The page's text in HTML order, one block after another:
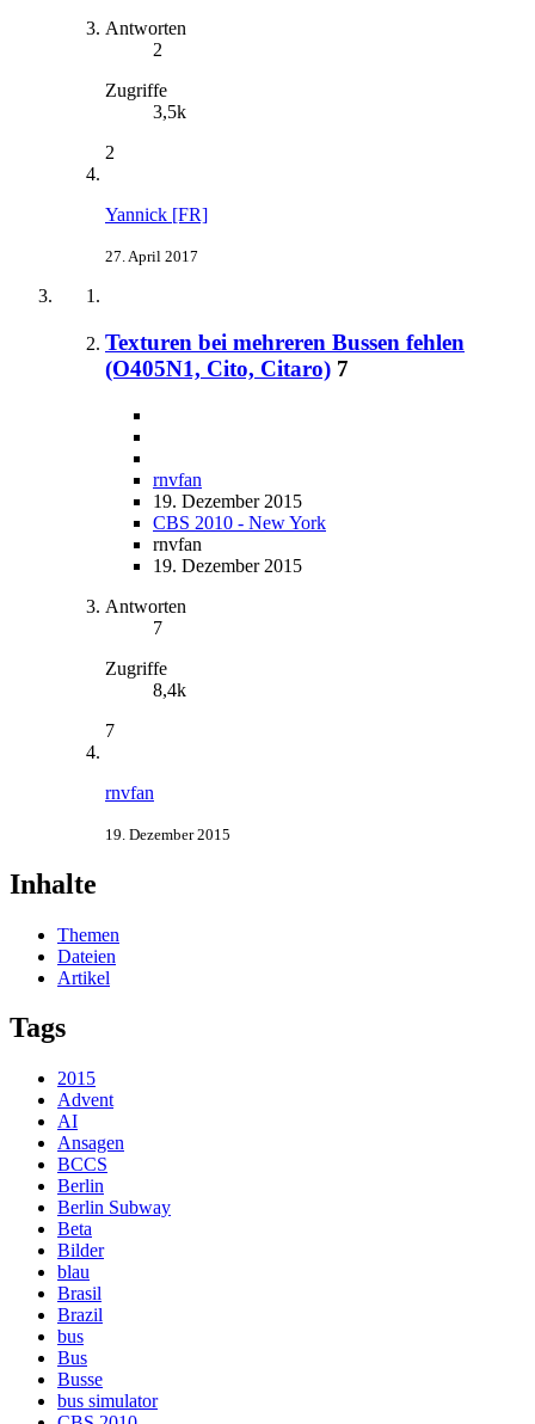
Antworten
2
Zugriffe
3,5k
2
Yannick [FR]
27. April 2017
Texturen bei mehreren Bussen fehlen
(O405N1, Cito, Citaro) 7
rnvfan
19. Dezember 2015
CBS 2010 - New York
rnvfan
19. Dezember 2015
Antworten
7
Zugriffe
8,4k
7
rnvfan
19. Dezember 2015
Inhalte
Themen
Dateien
Artikel
Tags
2015
Advent
AI
Ansagen
BCCS
Berlin
Berlin Subway
Beta
Bilder
blau
Brasil
Brazil
bus
Bus
Busse
bus simulator